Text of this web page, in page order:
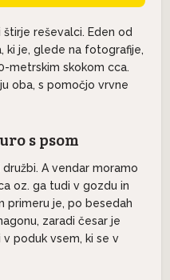
reševalci. Eden od
ki je, glede na fotografije,
metrskim skokom cca.
oba, s pomočjo vrvne
s psom
A vendar moramo
oz. ga tudi v gozdu in
primeru je, po besedah
zaradi česar je
v poduk vsem, ki se v